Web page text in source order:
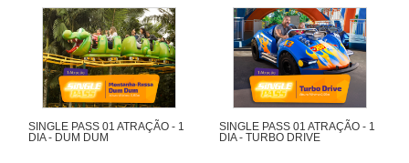
SINGLE PASS 01 ATRAÇÃO - 1
DIA - DUM DUM
SINGLE PASS 01 ATRAÇÃO - 1
DIA - TURBO DRIVE